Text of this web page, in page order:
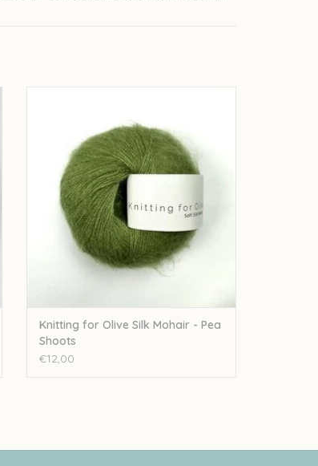
TOEVOEGEN AAN WINKELWAGEN
Knitting for Olive Silk Mohair - Pea
Shoots
€12,00